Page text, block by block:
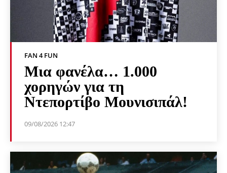
FAN 4 FUN
Μια φανέλα… 1.000
χορηγών για τη
Ντεπορτίβο Μουνισιπάλ!
09/08/2026 12:47